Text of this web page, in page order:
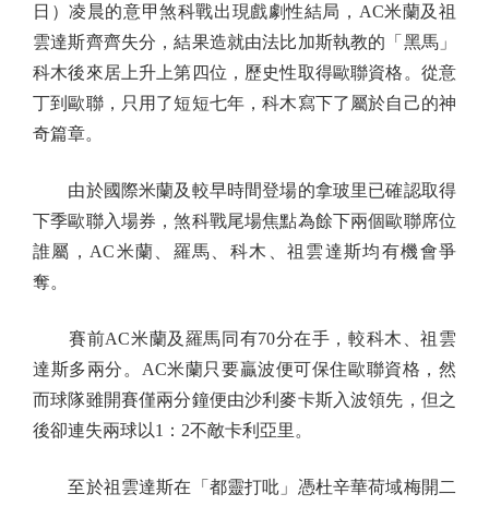
日）凌晨的意甲煞科戰出現戲劇性結局，AC米蘭及祖
雲達斯齊齊失分，結果造就由法比加斯執教的「黑馬」
科木後來居上升上第四位，歷史性取得歐聯資格。從意
丁到歐聯，只用了短短七年，科木寫下了屬於自己的神
奇篇章。
由於國際米蘭及較早時間登場的拿玻里已確認取得
下季歐聯入場券，煞科戰尾場焦點為餘下兩個歐聯席位
誰屬，AC米蘭、羅馬、科木、祖雲達斯均有機會爭
奪。
賽前AC米蘭及羅馬同有70分在手，較科木、祖雲
達斯多兩分。AC米蘭只要贏波便可保住歐聯資格，然
而球隊雖開賽僅兩分鐘便由沙利麥卡斯入波領先，但之
後卻連失兩球以1：2不敵卡利亞里。
至於祖雲達斯在「都靈打吡」憑杜辛華荷域梅開二